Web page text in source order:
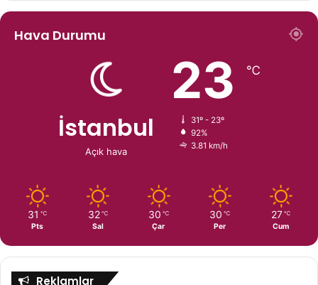
Hava Durumu
İstanbul
Açık hava
23 ℃
31º - 23º
92%
3.81 km/h
31 ℃
Pts
32 ℃
Sal
30 ℃
Çar
30 ℃
Per
27 ℃
Cum
Reklamlar